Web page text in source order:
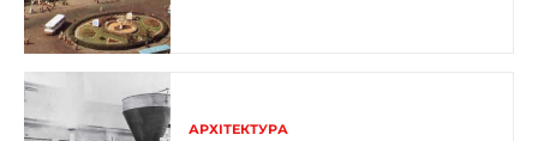
АРХІТЕКТУРА